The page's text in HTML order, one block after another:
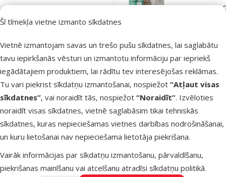
Šī tīmekļa vietne izmanto sīkdatnes
Vietnē izmantojam savas un trešo pušu sīkdatnes, lai saglabātu
tavu iepirkšanās vēsturi un izmantotu informāciju par iepriekš
iegādātajiem produktiem, lai rādītu tev interesējošas reklāmas.
Tu vari piekrist sīkdatņu izmantošanai, nospiežot “Atļaut visas
sīkdatnes”, vai noraidīt tās, nospiežot “Noraidīt”. Izvēloties
noraidīt visas sīkdatnes, vietnē saglabāsim tikai tehniskās
sīkdatnes, kuras nepieciešamas vietnes darbības nodrošināšanai,
un kuru lietošanai nav nepieciešama lietotāja piekrišana.
Vairāk informācijas par sīkdatņu izmantošanu, pārvaldīšanu,
piekrišanas mainīšanu vai atcelšanu atradīsi sīkdatņu politikā.
Cure Point,
Flavoring,
Oriģinālā
25 €
Cena
14,98 €
Papildbarība
dzīvniekiem